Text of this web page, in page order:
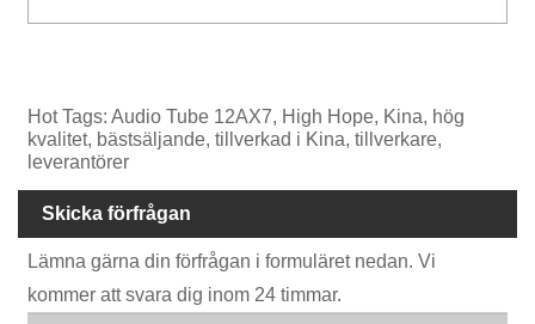
Hot Tags: Audio Tube 12AX7, High Hope, Kina, hög
kvalitet, bästsäljande, tillverkad i Kina, tillverkare,
leverantörer
Skicka förfrågan
Lämna gärna din förfrågan i formuläret nedan. Vi
kommer att svara dig inom 24 timmar.